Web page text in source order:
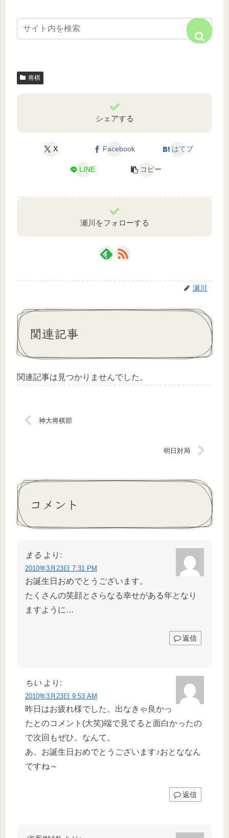
将棋
シェアする
X Facebook はてブ
LINE コピー
瀬川をフォローする
瀬川
関連記事
関連記事は見つかりませんでした。
神大将棋部
明日対局
コメント
まる より:
2010年3月23日 7:31 PM
お誕生日おめでとうございます。
たくさんの笑顔とさらなる幸せがある年となり
ますように…
返信
ちい より:
2010年3月23日 9:53 AM
昨日はお疲れ様でした。出なきゃ良かっ
たとのコメント(大笑)端で見てると面白かったの
で次回もぜひ。なんて。
あ、お誕生日おめでとうございます♪おとななん
ですね～
返信